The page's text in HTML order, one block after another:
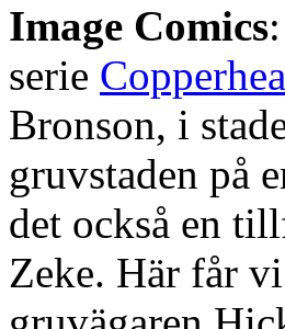
Image Comics
serie
Bronson, i
gruvstaden på
det också en
Zeke. Här får